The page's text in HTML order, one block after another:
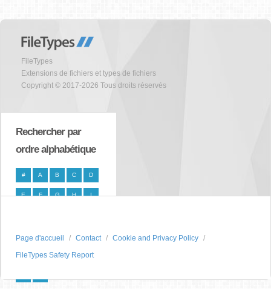
FileTypes
Extensions de fichiers et types de fichiers
Copyright © 2017-2026 Tous droits réservés
Rechercher par
ordre alphabétique
# A B C D
E F G H I
P S
T U V W X
Page d'accueil Contact
Cookie and Privacy Policy
FileTypes Safety Report